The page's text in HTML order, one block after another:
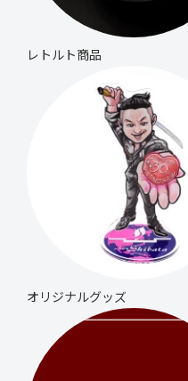
レトルト商品
オリジナルグッズ